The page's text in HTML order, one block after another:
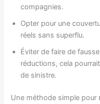
compagnies.
Opter pour une
réels sans superflu.
Éviter de faire de
réductions, cela
de sinistre.
Une méthode simple